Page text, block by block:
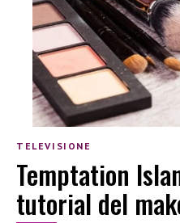
TELEVISIONE
Temptation
tutorial del